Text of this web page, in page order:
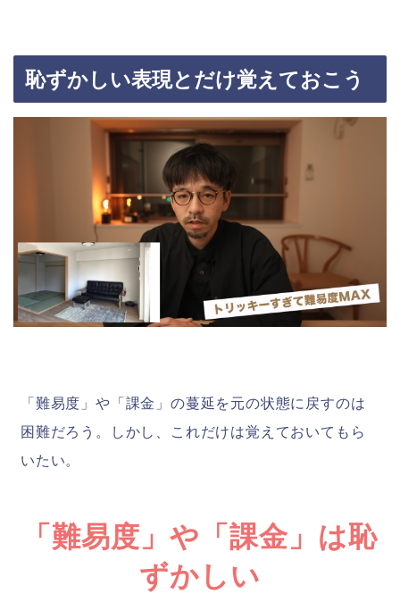
恥ずかしい表現とだけ覚えておこう
「難易度」や「課金」の蔓延を元の状態に戻すのは
困難だろう。しかし、これだけは覚えておいてもら
いたい。
「難易度」や「課金」は恥
ずかしい